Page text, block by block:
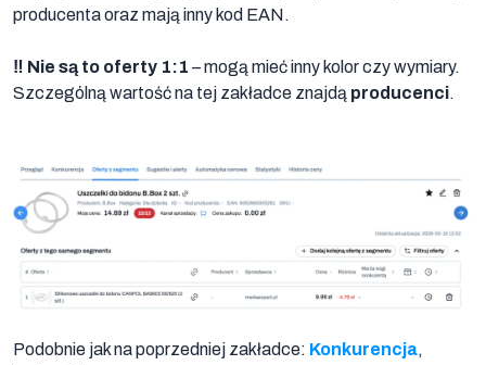
producenta oraz mają inny kod EAN.
‼️ Nie są to oferty 1:1 – mogą mieć inny kolor czy wymiary.
Szczególną wartość na tej zakładce znajdą producenci.
Podobnie jak na poprzedniej zakładce: Konkurencja,
Oferty
tego
segmentu